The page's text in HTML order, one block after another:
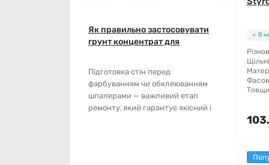
Наждачний папір
Стрічка
Викрутка
Губки для шліфування
Як правильно застосовувати
грунт концентрат для
Підготовка стін перед
фарбуванням чи обклеюванням
шпалерами — важливий етап
ремонту, який гарантує якісний і
В